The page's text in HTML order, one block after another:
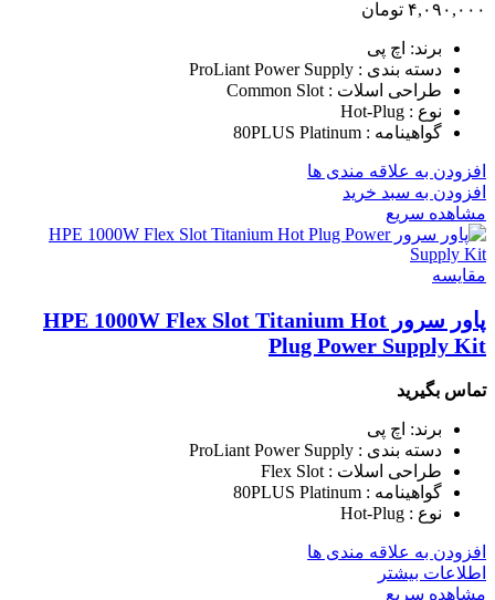
۴,۰۹۰,۰۰۰ تومان
برند: اچ پی
دسته بندی : ProLiant Power Supply
طراحی اسلات : Common Slot
نوع : Hot-Plug
گواهینامه : 80PLUS Platinum
افزودن به علاقه مندی ها
افزودن به سبد خرید
مشاهده سریع
مقایسه
پاور سرور HPE 1000W Flex Slot Titanium Hot
Plug Power Supply Kit
تماس بگیرید
برند: اچ پی
دسته بندی : ProLiant Power Supply
طراحی اسلات : Flex Slot
گواهینامه : 80PLUS Platinum
نوع : Hot-Plug
افزودن به علاقه مندی ها
اطلاعات بیشتر
مشاهده سریع